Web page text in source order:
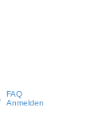
FAQ
Anmelden